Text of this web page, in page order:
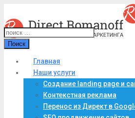
Поиск
Главная
Наши услуги
Создание landing page и
Контекстная реклама
Перенос из Директ в